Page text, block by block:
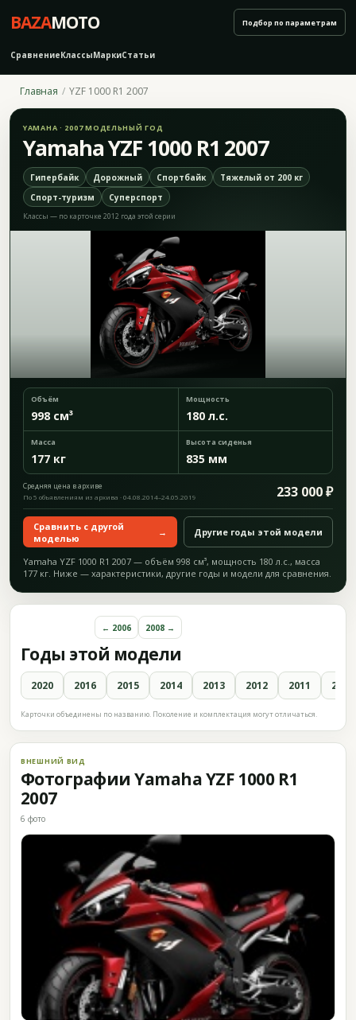
BAZAMOTO
СравнениеКлассыМаркиСтатьи
Подбор по параметрам
Главная YZF 1000 R1 2007
YAMAHA · 2007 МОДЕЛЬНЫЙ ГОД
Yamaha YZF 1000 R1 2007
Гипербайк Дорожный Спортбайк
Тяжелый от 200 кг
Спорт-туризм
Суперспорт
Классы — по карточке 2012 года этой серии
Объём
998 см³
Мощность
180 л.с.
Масса
177 кг
Высота сиденья
835 мм
Средняя цена в архиве 233 000 ₽
По 5 объявлениям из архива · 04.08.2014–24.05.2019
Сравнить с другой
моделью
→ Другие годы этой модели
Yamaha YZF 1000 R1 2007 — объём 998 см³, мощность 180 л.с., масса
177 кг. Ниже — характеристики, другие годы и модели для сравнения.
Годы этой модели
← 2006 2008 →
2020 2016 2015 2014 2013 2012 2011 2010
Карточки объединены по названию. Поколение и комплектация могут отличаться.
ВНЕШНИЙ ВИД
Фотографии Yamaha YZF 1000 R1
2007
6 фото